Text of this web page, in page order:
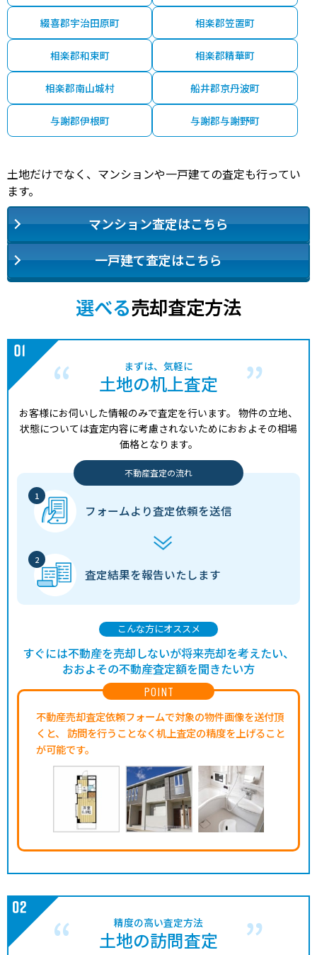
綴喜郡宇治田原町 相楽郡笠置町
相楽郡和束町 相楽郡精華町
相楽郡南山城村 船井郡京丹波町
与謝郡伊根町 与謝郡与謝野町
土地だけでなく、マンションや一戸建ての査定も行ってい
ます。
マンション査定はこちら
一戸建て査定はこちら
選べる売却査定方法
まずは、気軽に
土地の机上査定
お客様にお伺いした情報のみで査定を行います。 物件の立地、
状態については査定内容に考慮されないためにおおよその相場
価格となります。
不動産査定の流れ
フォームより査定依頼を送信
査定結果を報告いたします
POINT
不動産売却査定依頼フォームで対象の物件画像を送付頂
くと、
訪問を行うことなく机上査定の精度を上げること
が可能です。
こんな方にオススメ
すぐには不動産を売却しないが将来売却を考えたい、
おおよその不動産査定額を聞きたい方
精度の高い査定方法
土地の訪問査定